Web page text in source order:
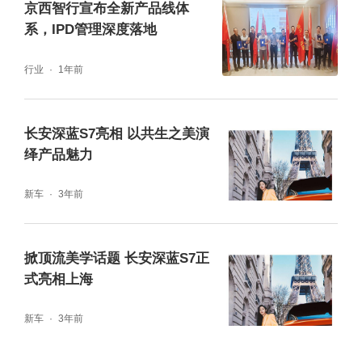
深蓝L06已搭载京西智行全面国产化的第四代
MagneRide®磁流变主动悬架（右）
以“科技平权，普惠用户”为核心理念，将国内
量产的第四代MagneRide®磁流变主动悬架系
统引入国产车型，将世界顶尖科技送入国内千
京西智行宣布全新产品线体
系，IPD管理深度落地
行业 1年前
长安深蓝S7亮相 以共生之美演
绎产品魅力
新车 3年前
掀顶流美学话题 长安深蓝S7正
式亮相上海
新车 3年前